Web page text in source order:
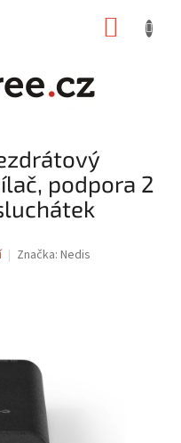
podpora 2
Značka: Nedis